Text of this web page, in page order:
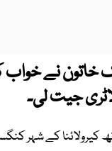
خاتون نے
جیت لی۔
کیرولائنا کے شہر